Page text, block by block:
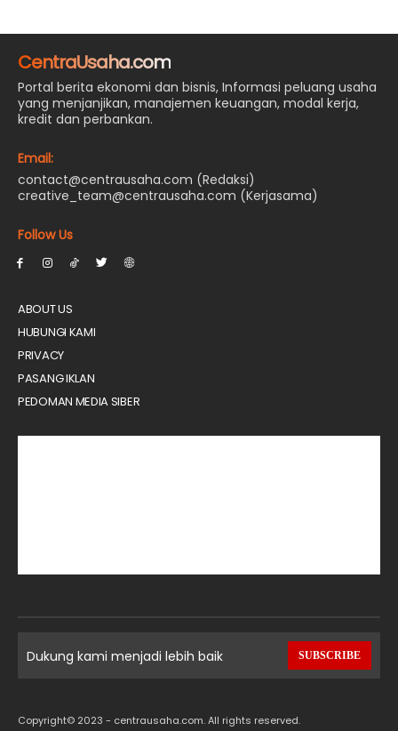
CentraUsaha.com
Portal berita ekonomi dan bisnis, Informasi peluang usaha
yang menjanjikan, manajemen keuangan, modal kerja,
kredit dan perbankan.
Email:
contact@centrausaha.com (Redaksi)
creative_team@centrausaha.com (Kerjasama)
Follow Us
ABOUT US
HUBUNGI KAMI
PRIVACY
PASANG IKLAN
PEDOMAN MEDIA SIBER
Dukung kami menjadi lebih baik SUBSCRIBE
Copyright© 2023 - centrausaha.com. All rights reserved.